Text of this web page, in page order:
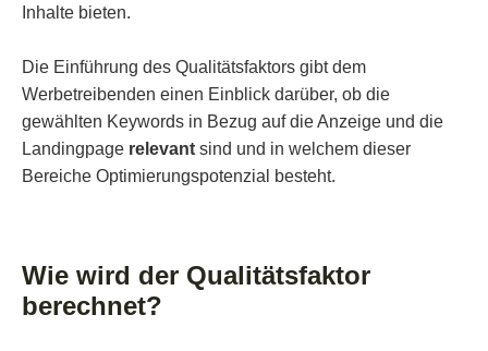
Inhalte bieten.
Die Einführung des Qualitätsfaktors gibt dem
Werbetreibenden einen Einblick darüber, ob die
gewählten Keywords in Bezug auf die Anzeige und die
Landingpage relevant sind und in welchem dieser
Bereiche Optimierungspotenzial besteht.
Wie wird der Qualitätsfaktor
berechnet?